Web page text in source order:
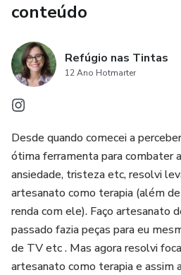
conteúdo
Refúgio nas Tintas
12 Ano Hotmarter
Desde quando comecei a
ótima ferramenta para combater
ansiedade, tristeza etc, resolvi
artesanato como terapia (além
renda com ele). Faço artesanato
passado fazia peças para eu
de TV etc . Mas agora resolvi
artesanato como terapia e assim